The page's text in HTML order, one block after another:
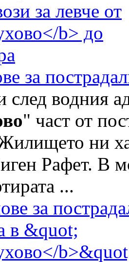
за
след водния
" част от
ни
Рафет. В
...